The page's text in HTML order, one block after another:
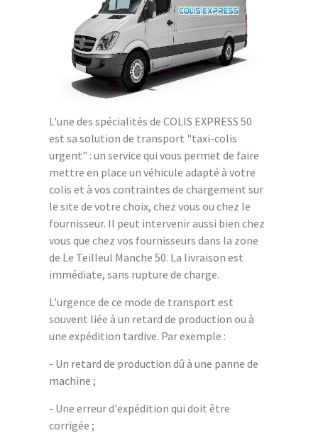
L'une des spécialités de COLIS EXPRESS 50
est sa solution de transport "taxi-colis
urgent" : un service qui vous permet de faire
mettre en place un véhicule adapté à votre
colis et à vos contraintes de chargement sur
le site de votre choix, chez vous ou chez le
fournisseur. Il peut intervenir aussi bien chez
vous que chez vos fournisseurs dans la zone
de Le Teilleul Manche 50. La livraison est
immédiate, sans rupture de charge.
L'urgence de ce mode de transport est
souvent liée à un retard de production ou à
une expédition tardive. Par exemple :
- Un retard de production dû à une panne de
machine ;
- Une erreur d'expédition qui doit être
corrigée ;